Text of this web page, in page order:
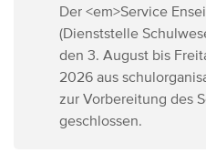
Der <em>Service
(Dienststelle
den 3. August bis
2026 aus
zur Vorbereitung des
geschlossen.